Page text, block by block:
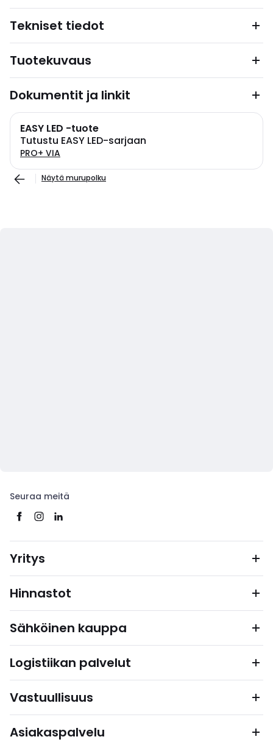
Tekniset tiedot
Tuotekuvaus
Dokumentit ja linkit
EASY LED -tuote
Tutustu EASY LED-sarjaan
PRO+ VIA
Näytä murupolku
Seuraa meitä
Yritys
Hinnastot
Sähköinen kauppa
Logistiikan palvelut
Vastuullisuus
Asiakaspalvelu